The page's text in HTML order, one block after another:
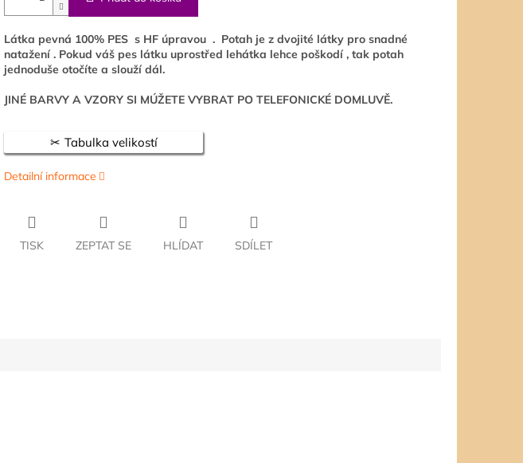
Látka pevná 100% PES s HF úpravou . Potah je z dvojité látky pro snadné
natažení . Pokud váš pes látku uprostřed lehátka lehce poškodí , tak potah
jednoduše otočíte a slouží dál.
JINÉ BARVY A VZORY SI MÚŽETE VYBRAT PO TELEFONICKÉ DOMLUVĚ.
Tabulka velikostí
Detailní informace
TISK ZEPTAT SE HLÍDAT SDÍLET